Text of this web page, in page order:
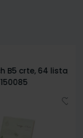
64 lista,